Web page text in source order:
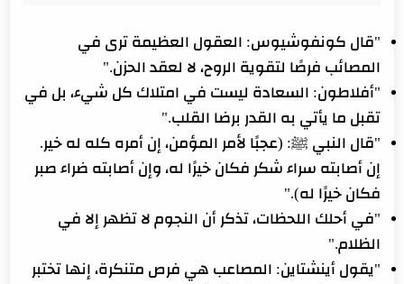
"قال كونفوشيوس: العقول العظيمة ترى في
المصائب فرصًا لتقوية الروح، لا لعقد الحزن."
"أفلاطون: السعادة ليست في امتلاك كل شيء، بل في
تقبل ما يأتي به القدر برضا القلب."
"قال النبي ﷺ: (عجبًا لأمر المؤمن، إن أمره كله له خير.
إن أصابته سراء شكر فكان خيرًا له، وإن أصابته ضراء صبر
فكان خيرًا له)."
"في أحلك اللحظات، تذكر أن النجوم لا تظهر إلا في
الظلام."
"يقول أينشتاين: المصاعب هي فرص متنكرة، إنها تختبر